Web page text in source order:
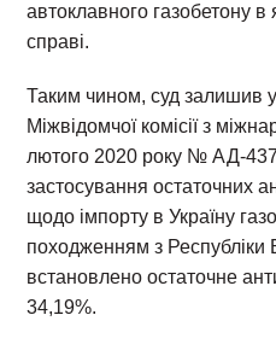
автоклавного газобетону в
справі.
Таким чином, суд залишив
Міжвідомчої комісії з
лютого 2020 року № АД-
застосування остаточних
щодо імпорту в Україну
походженням з Республіки
встановлено остаточне
34,19%.